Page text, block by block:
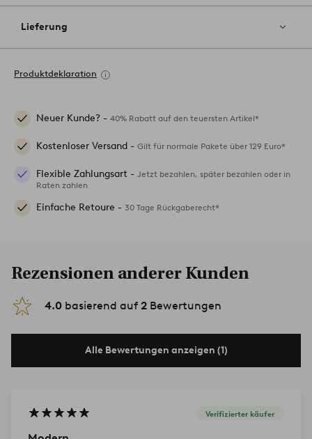
Lieferung
Produktdeklaration
Neuer Kunde? - 40% Rabatt auf den teuersten Artikel*
Kostenloser Versand - Gilt für normale Pakete über 129 Euro*
Flexible Zahlungsart - Jetzt bezahlen, später bezahlen oder in
Raten zahlen
Einfache Retoure - 30 Tage Rückgaberecht*
Rezensionen anderer Kunden
4.0 basierend auf 2 Bewertungen
Alle Bewertungen anzeigen (1)
Verifizierter käufer